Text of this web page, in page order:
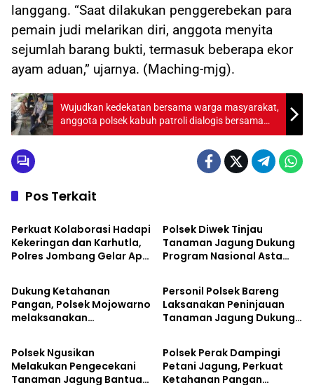
langgang. “Saat dilakukan penggerebekan para
pemain judi melarikan diri, anggota menyita
sejumlah barang bukti, termasuk beberapa ekor
ayam aduan,” ujarnya. (Maching-mjg).
Wujudkan kedekatan bersama warga masyarakat,
anggota polsek kabuh patroli dialogis bersama
warga
Pos Terkait
Aktivitas
Perkuat Kolaborasi Hadapi
Kekeringan dan Karhutla,
Polres Jombang Gelar Apel
Polsek Diwek Tinjau
Tanaman Jagung Dukung
Program Nasional Asta
Aktivitas
Dukung Ketahanan
Pangan, Polsek Mojowarno
melaksanakan
Aktivitas
Personil Polsek Bareng
Laksanakan Peninjauan
Tanaman Jagung Dukung
Aktivitas
Polsek Ngusikan
Melakukan Pengecekani
Tanaman Jagung Bantuan
Aktivitas
Polsek Perak Dampingi
Petani Jagung, Perkuat
Ketahanan Pangan